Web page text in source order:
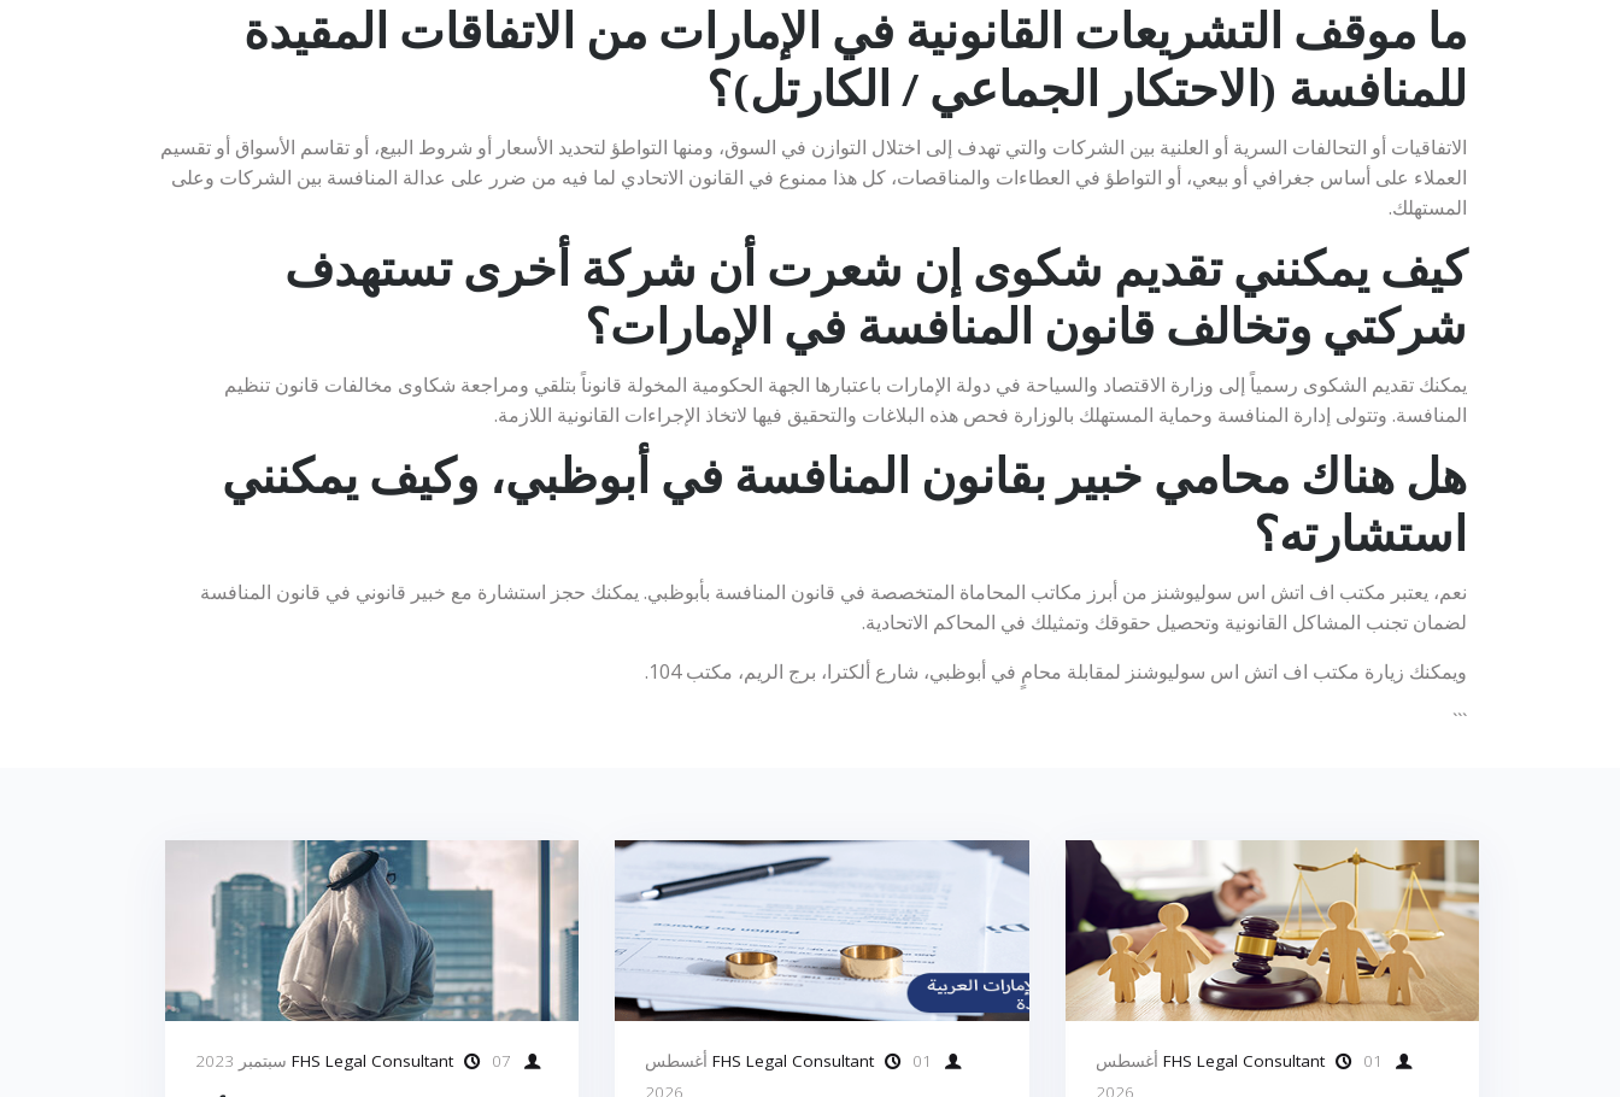
ما موقف التشريعات القانونية في الإمارات من الاتفاقات المقيدة
للمنافسة (الاحتكار الجماعي / الكارتل)؟
الاتفاقيات أو التحالفات السرية أو العلنية بين الشركات والتي تهدف إلى اختلال التوازن في السوق، ومنها التواطؤ لتحديد الأسعار أو شروط البيع، أو تقاسم الأسواق أو تقسيم
العملاء على أساس جغرافي أو بيعي، أو التواطؤ في العطاءات والمناقصات، كل هذا ممنوع في القانون الاتحادي لما فيه من ضرر على عدالة المنافسة بين الشركات وعلى
المستهلك.
كيف يمكنني تقديم شكوى إن شعرت أن شركة أخرى تستهدف
شركتي وتخالف قانون المنافسة في الإمارات؟
يمكنك تقديم الشكوى رسمياً إلى وزارة الاقتصاد والسياحة في دولة الإمارات باعتبارها الجهة الحكومية المخولة قانوناً بتلقي ومراجعة شكاوى مخالفات قانون تنظيم
المنافسة. وتتولى إدارة المنافسة وحماية المستهلك بالوزارة فحص هذه البلاغات والتحقيق فيها لاتخاذ الإجراءات القانونية اللازمة.
هل هناك محامي خبير بقانون المنافسة في أبوظبي، وكيف يمكنني
استشارته؟
نعم، يعتبر مكتب اف اتش اس سوليوشنز من أبرز مكاتب المحاماة المتخصصة في قانون المنافسة بأبوظبي. يمكنك حجز استشارة مع خبير قانوني في قانون المنافسة
لضمان تجنب المشاكل القانونية وتحصيل حقوقك وتمثيلك في المحاكم الاتحادية.
ويمكنك زيارة مكتب اف اتش اس سوليوشنز لمقابلة محامٍ في أبوظبي، شارع ألكترا، برج الريم، مكتب 104.
```
01 أغسطس
2026
01 أغسطس
2026
07 سبتمبر 2023